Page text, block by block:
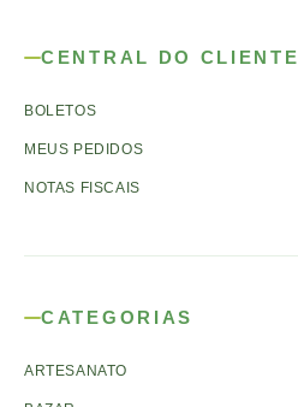
CENTRAL DO CLIENTE
BOLETOS
MEUS PEDIDOS
NOTAS FISCAIS
CATEGORIAS
ARTESANATO